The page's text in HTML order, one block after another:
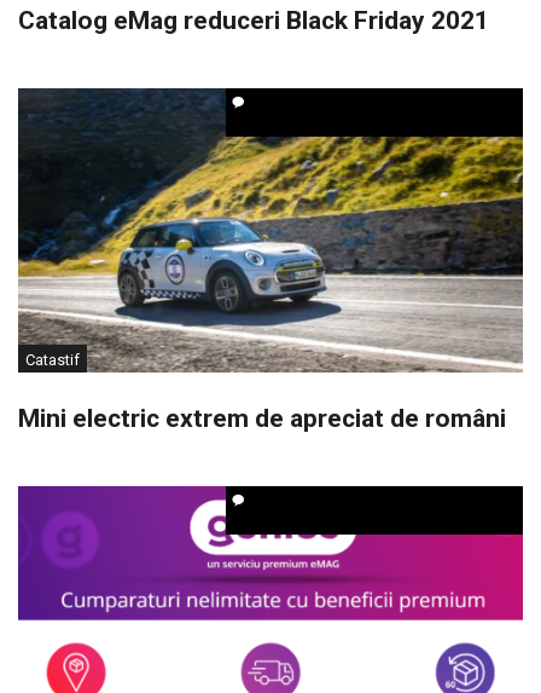
Catalog eMag reduceri Black Friday 2021
Catastif
Mini electric extrem de apreciat de români